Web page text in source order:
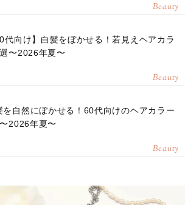
Beauty
代向け】白髪をぼかせる！若見えヘアカラ
〜2026年夏〜
Beauty
を自然にぼかせる！60代向けのヘアカラー
2026年夏〜
Beauty